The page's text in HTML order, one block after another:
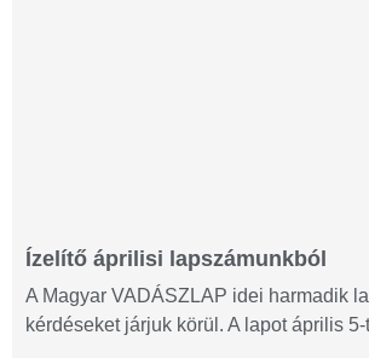
Ízelítő áprilisi lapszámunkból
A Magyar VADÁSZLAP idei harmadik
kérdéseket járjuk körül. A lapot április